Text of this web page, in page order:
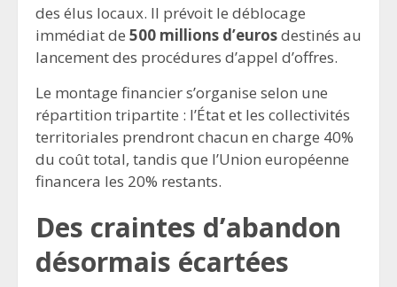
des élus locaux. Il prévoit le déblocage
immédiat de 500 millions d’eurosdestinés au
lancement des procédures d’appel d’offres.
Le montage financier s’organise selon une
répartition tripartite : l’État et les collectivités
territoriales prendront chacun en charge 40%
du coût total, tandis que l’Union européenne
financera les 20% restants.
Des craintes d’abandon
désormais écartées